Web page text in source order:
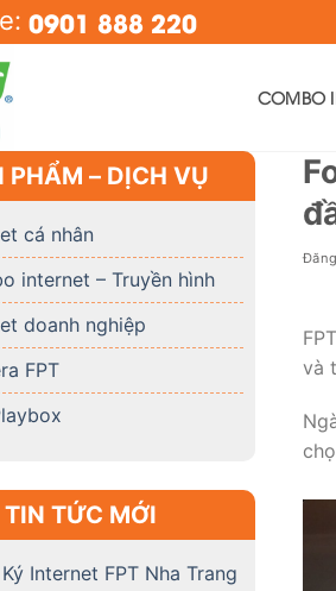
0901 888 220
COMBO
PHẨM – DỊCH VỤ
cá nhân
internet – Truyền hình
doanh nghiệp
FPT
TIN TỨC MỚI
Internet FPT Nha Trang
và